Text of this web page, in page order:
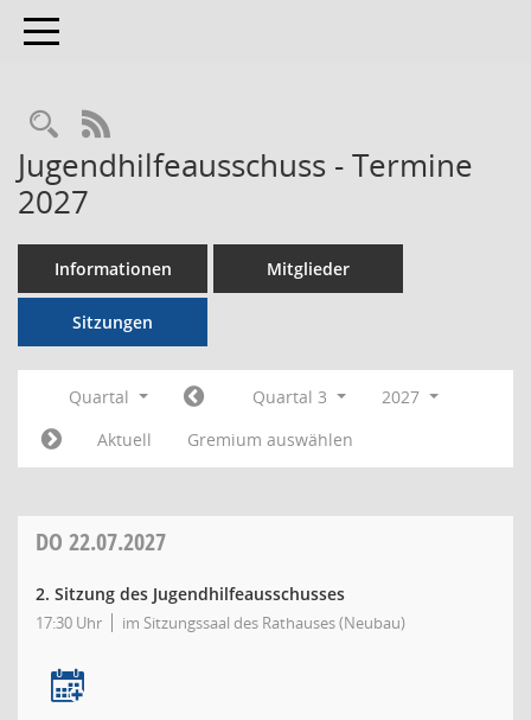
Toggle navigation
RSS-Feed
Jugendhilfeausschuss - Termine
2027
Informationen Mitglieder
Sitzungen
Quartal Quartal 3
2027
Aktuell
Gremium auswählen
DO 22.07.2027
2. Sitzung des Jugendhilfeausschusses
17:30 Uhr im Sitzungssaal des Rathauses (Neubau)